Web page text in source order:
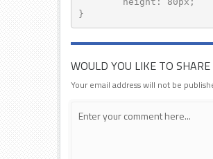
WOULD YOU LIKE TO
Your email address will not be